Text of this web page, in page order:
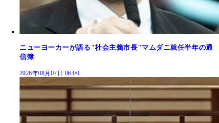
ニューヨーカーが語る"社会主義市長"マムダニ就任半年の通
信簿
2026年08月07日 06:00